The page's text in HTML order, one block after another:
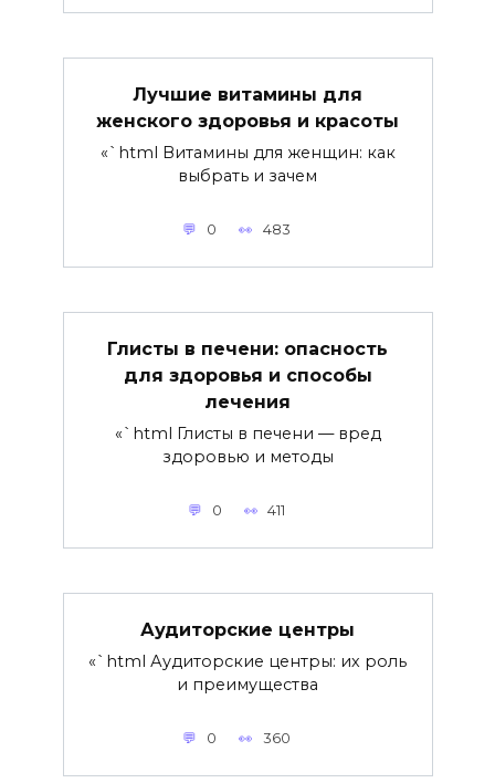
Лучшие витамины для
женского здоровья и красоты
«`html Витамины для женщин: как
выбрать и зачем
0 483
Глисты в печени: опасность
для здоровья и способы
лечения
«`html Глисты в печени — вред
здоровью и методы
0 411
Аудиторские центры
«`html Аудиторские центры: их роль
и преимущества
0 360